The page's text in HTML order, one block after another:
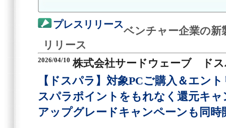
プレスリリース
ベンチャー企業の新
リリース
2026/04/10 株式会社サードウェーブ ド
【ドスパラ】対象PCご購入＆エン
スパラポイントをもれなく還元キ
アップグレードキャンペーンも同時